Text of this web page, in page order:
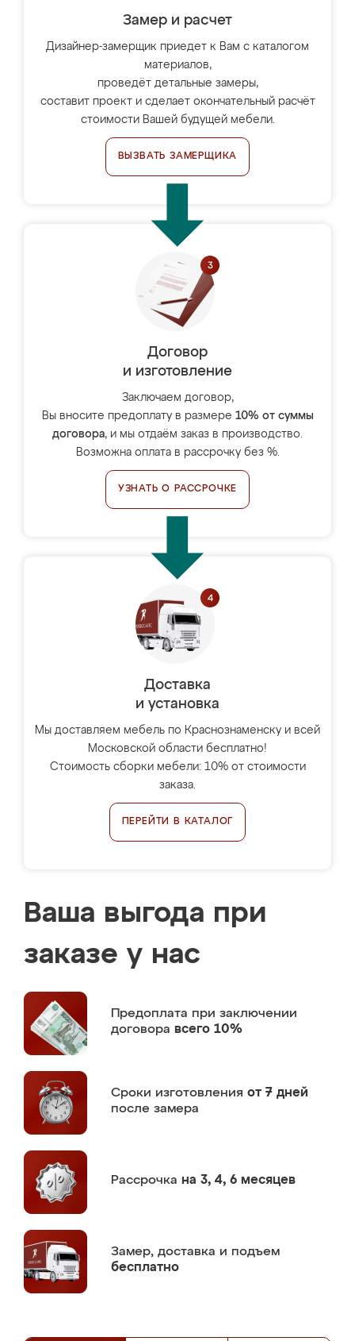
Замер и расчет
Дизайнер-замерщик приедет к Вам с каталогом
материалов,
проведёт детальные замеры,
составит проект и сделает окончательный расчёт
стоимости Вашей будущей мебели.
ВЫЗВАТЬ ЗАМЕРЩИКА
Договор
и изготовление
Заключаем договор,
Вы вносите предоплату в размере 10% от суммы
договора, и мы отдаём заказ в производство.
Возможна оплата в рассрочку без %.
УЗНАТЬ О РАССРОЧКЕ
Доставка
и установка
Мы доставляем мебель по Краснознаменску и всей
Московской области бесплатно!
Стоимость сборки мебели: 10% от стоимости
заказа.
ПЕРЕЙТИ В КАТАЛОГ
Ваша выгода при
заказе у нас
Предоплата при заключении
договора всего 10%
Сроки изготовления от 7 дней
после замера
Рассрочка на 3, 4, 6 месяцев
Замер, доставка и подъем
бесплатно